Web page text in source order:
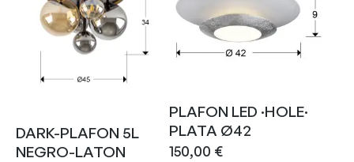
DARK-PLAFON 5L
NEGRO-LATON
PLAFON LED ·HOLE·
PLATA Ø42
150,00 €